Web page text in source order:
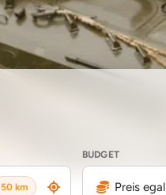
50 km
BUDGET
Preis egal